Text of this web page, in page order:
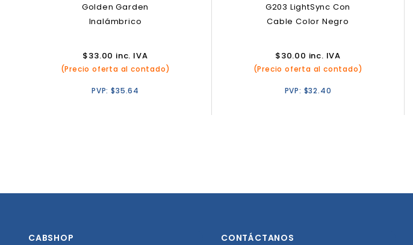
Golden Garden
Inalámbrico
$33.00 inc. IVA
(Precio oferta al contado)
PVP:$35.64
G203 LightSync Con
Cable Color Negro
$30.00 inc. IVA
(Precio oferta al contado)
PVP: $32.40
CABSHOP CONTÁCTANOS